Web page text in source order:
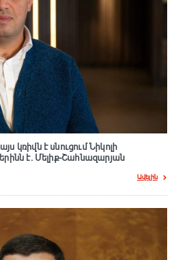
կռիվն է սնուցում Նիկոլի
է. Մելիք-Շահնազարյան
Ավելին